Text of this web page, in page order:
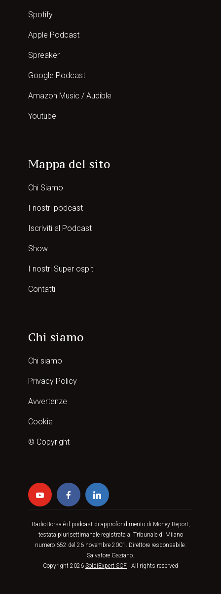
Spotify
Apple Podcast
Spreaker
Google Podcast
Amazon Music / Audible
Youtube
Mappa del sito
Chi Siamo
I nostri podcast
Iscriviti al Podcast
Show
I nostri Super ospiti
Contatti
Chi siamo
Chi siamo
Privacy Policy
Avvertenze
Cookie
© Copyright
RadioBorsa è il podcast di approfondimento di Money Report,
testata plurisettimanale registrata al Tribunale di Milano
numero 652 del 26 novembre 2001. Direttore responsabile:
Salvatore Gaziano.
Copyright 2026 SoldiExpert SCF · All rights reserved